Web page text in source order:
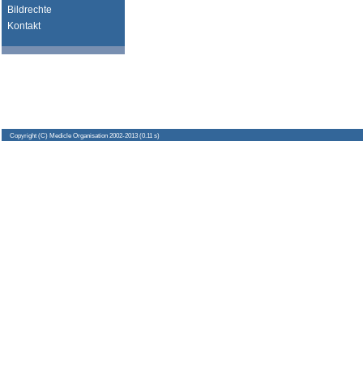
Bildrechte
Kontakt
Copyright (C) Medicle Organisation 2002-2013 (0.11 s)